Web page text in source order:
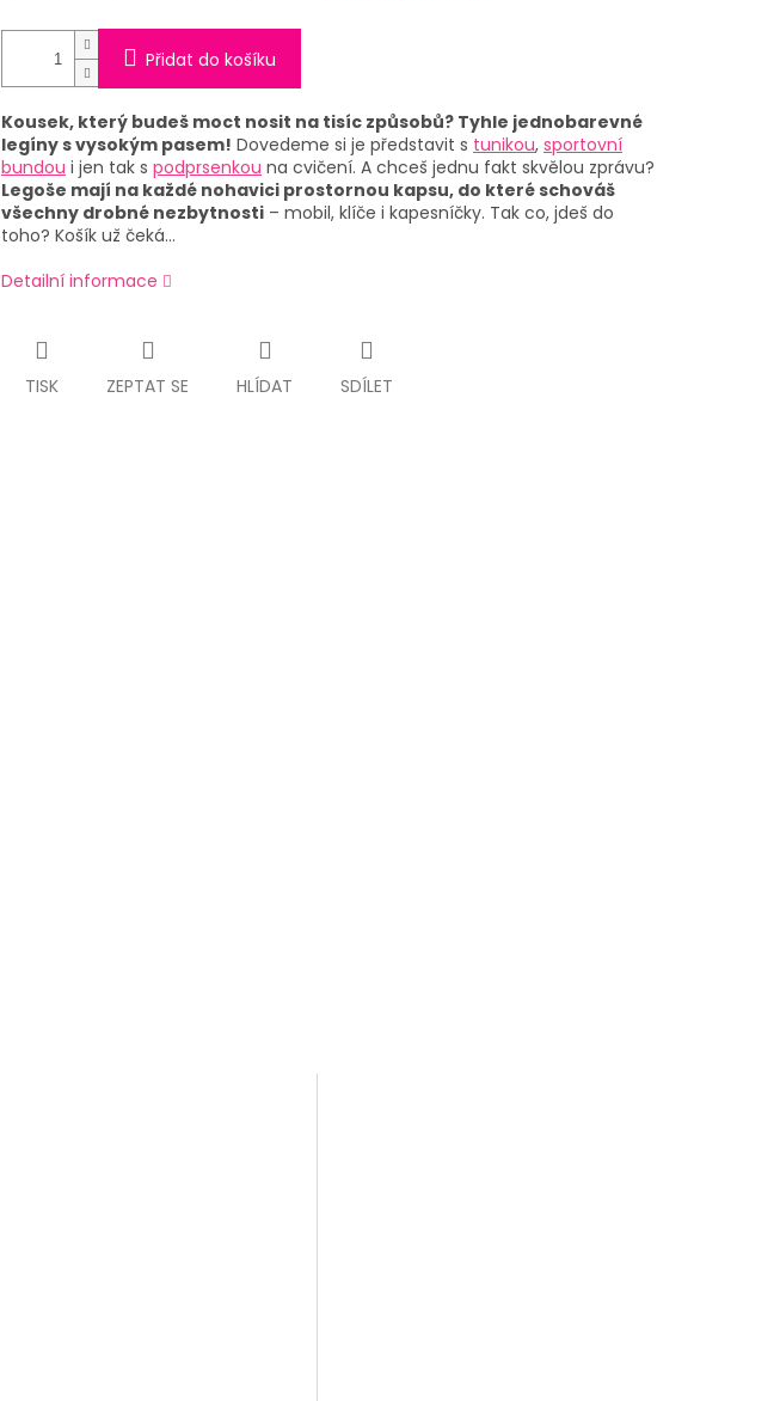
Přidat do košíku
Kousek, který budeš moct nosit na tisíc způsobů? Tyhle jednobarevné
legíny s vysokým pasem! Dovedeme si je představit s tunikou, sportovní
bundou i jen tak s podprsenkou na cvičení. A chceš jednu fakt skvělou zprávu?
Legoše mají na každé nohavici prostornou kapsu, do které schováš
všechny drobné nezbytnosti – mobil, klíče i kapesníčky. Tak co, jdeš do
toho? Košík už čeká…
Detailní informace
TISK ZEPTAT SE HLÍDAT SDÍLET